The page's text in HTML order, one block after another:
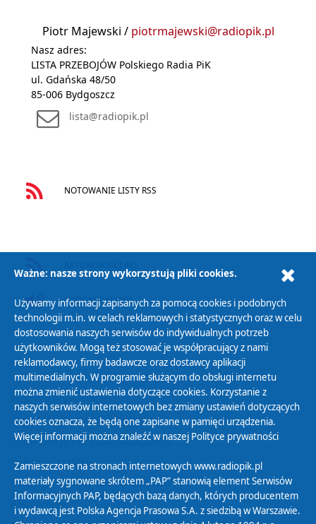
Piotr Majewski / piotrmajewski@radiopik.pl
Nasz adres:
LISTA PRZEBOJÓW Polskiego Radia PiK
ul. Gdańska 48/50
85-006 Bydgoszcz
lista@radiopik.pl
NOTOWANIE LISTY RSS
PODCAST AUDIO
Polityka Prywatności
Zasady korzystania z Serwisu
Organizacje Pożytku Publicznego
Cyfryzacja DAB+
Polityka ochrony danych osobowych
Abonament
Ważne: nasze strony wykorzystują pliki cookies.
Używamy informacji zapisanych za pomocą cookies i podobnych
technologii m.in. w celach reklamowych i statystycznych oraz w celu
dostosowania naszych serwisów do indywidualnych potrzeb
użytkowników. Mogą też stosować je współpracujący z nami
reklamodawcy, firmy badawcze oraz dostawcy aplikacji
multimedialnych. W programie służącym do obsługi internetu
można zmienić ustawienia dotyczące cookies. Korzystanie z
naszych serwisów internetowych bez zmiany ustawień dotyczących
cookies oznacza, że będą one zapisane w pamięci urządzenia.
Więcej informacji można znaleźć w naszej Polityce prywatności
Zamieszczone na stronach internetowych www.radiopik.pl
materiały sygnowane skrótem „PAP” stanowią element Serwisów
Informacyjnych PAP, będących bazą danych, których producentem
i wydawcą jest Polska Agencja Prasowa S.A. z siedzibą w Warszawie.